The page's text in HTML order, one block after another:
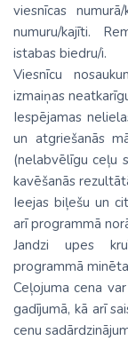
viesnīcas
numuru/kajīti.
istabas biedru/i.
Viesnīcu
izmaiņas
Iespējamas
un atgriešanās
(nelabvēlīgu ceļu
kavēšanās
Ieejas biļešu un
arī programmā
Jandzi upes
programmā
Ceļojuma cena
gadījumā, kā arī
cenu